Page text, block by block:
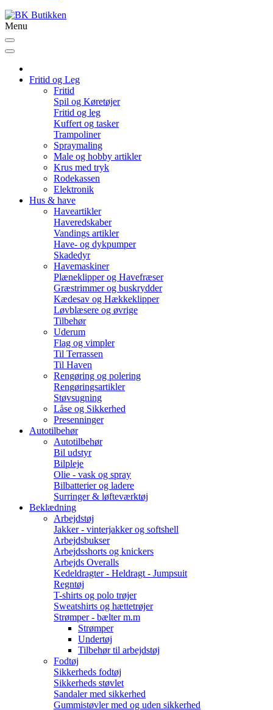
Menu
Fritid og Leg
Fritid
Spil og Køretøjer
Fritid og leg
Kuffert og tasker
Trampoliner
Spraymaling
Male og hobby artikler
Krus med tryk
Rodekassen
Elektronik
Hus & have
Haveartikler
Haveredskaber
Vandings artikler
Have- og dykpumper
Skadedyr
Havemaskiner
Plæneklipper og Havefræser
Græstrimmer og buskrydder
Kædesav og Hækkeklipper
Løvblæsere og øvrige
Tilbehør
Uderum
Flag og vimpler
Til Terrassen
Til Haven
Rengøring og polering
Rengøringsartikler
Støvsugning
Låse og Sikkerhed
Presenninger
Autotilbehør
Autotilbehør
Bil udstyr
Bilpleje
Olie - vask og spray
Bilbatterier og ladere
Surringer & løfteværktøj
Beklædning
Arbejdstøj
Jakker - vinterjakker og softshell
Arbejdsbukser
Arbejdsshorts og knickers
Arbejds Overalls
Kedeldragter - Heldragt - Jumpsuit
Regntøj
T-shirts og polo trøjer
Sweatshirts og hættetrøjer
Strømper - bælter m.m
Strømper
Undertøj
Tilbehør til arbejdstøj
Fodtøj
Sikkerheds fodtøj
Sikkerheds støvlet
Sandaler med sikkerhed
Gummistøvler med og uden sikkerhed